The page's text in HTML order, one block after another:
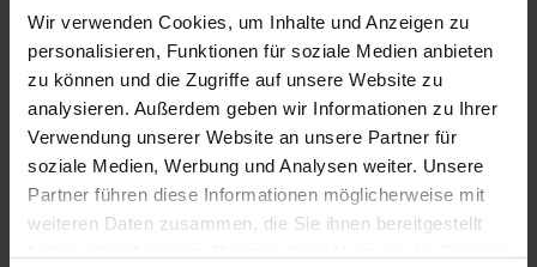
Wir verwenden Cookies, um Inhalte und Anzeigen zu
personalisieren, Funktionen für soziale Medien anbieten
zu können und die Zugriffe auf unsere Website zu
analysieren. Außerdem geben wir Informationen zu Ihrer
Verwendung unserer Website an unsere Partner für
soziale Medien, Werbung und Analysen weiter. Unsere
Partner führen diese Informationen möglicherweise mit
weiteren Daten zusammen, die Sie ihnen bereitgestellt